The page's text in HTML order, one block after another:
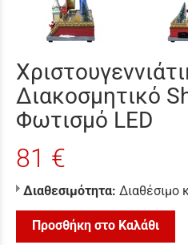
Διακοσμητικό
Φωτισμό LED
81 €
Διαθεσιμότητα: Διαθέσιμο
Προσθήκη στο Καλάθι